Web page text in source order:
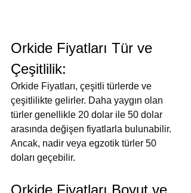
Orkide Fiyatları Tür ve
Çeşitlilik:
Orkide Fiyatları, çeşitli türlerde ve
çeşitlilikte gelirler. Daha yaygın olan
türler genellikle 20 dolar ile 50 dolar
arasında değişen fiyatlarla bulunabilir.
Ancak, nadir veya egzotik türler 50
doları geçebilir.
Orkide Fiyatları Boyut ve